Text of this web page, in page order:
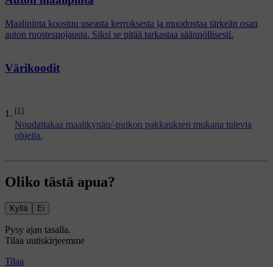
[1]
Noudattakaa maalikynän/-puikon pakkauksen mukana tulevia
ohjeita.
Maalipinta koostuu useasta kerroksesta ja muodostaa tärkeän osan
auton ruostesuojausta. Siksi se pitää tarkastaa säännöllisesti.
Värikoodit
Oliko tästä apua?
Kyllä Ei